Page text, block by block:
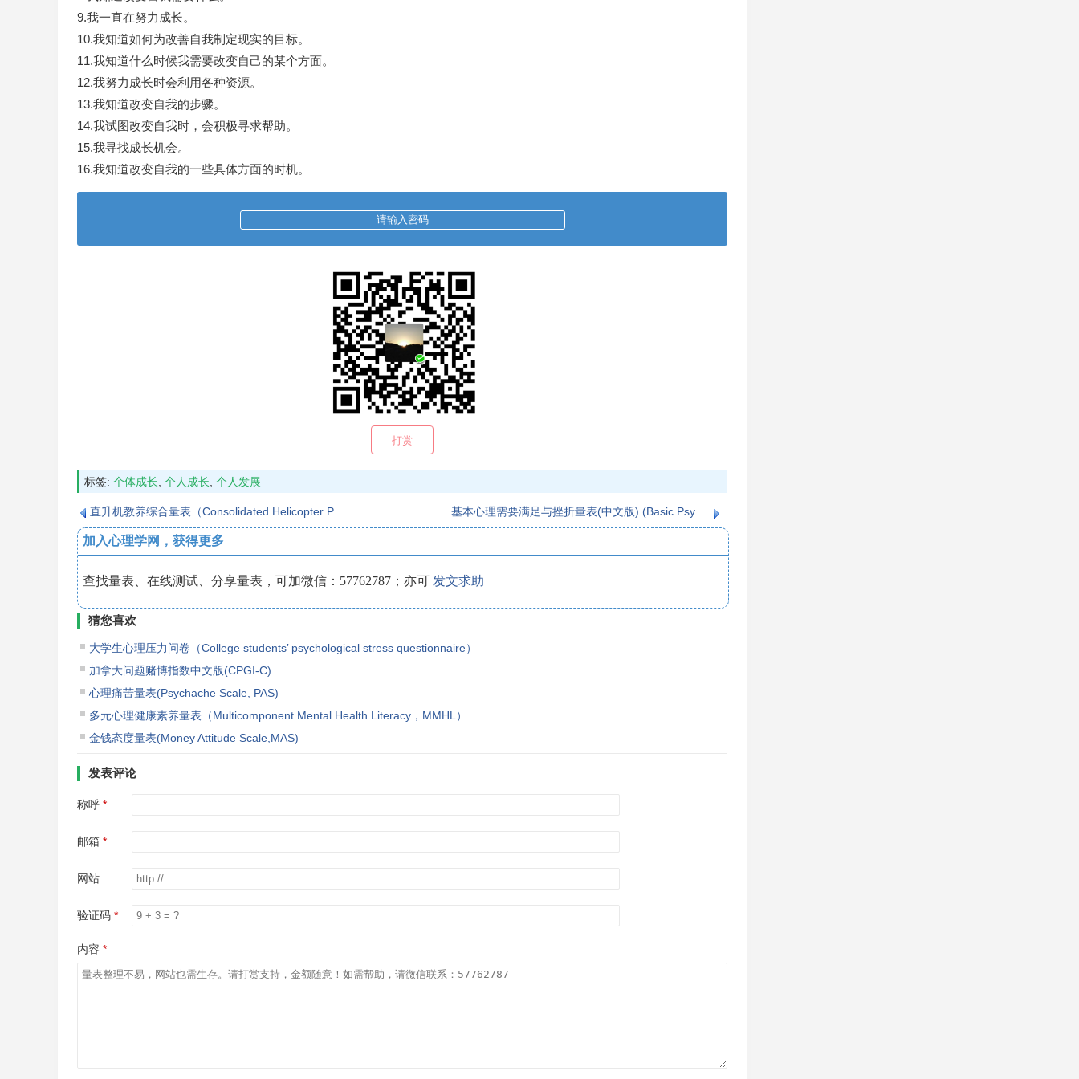
9.我一直在努力成长。
10.我知道如何为改善自我制定现实的目标。
11.我知道什么时候我需要改变自己的某个方面。
12.我努力成长时会利用各种资源。
13.我知道改变自我的步骤。
14.我试图改变自我时，会积极寻求帮助。
15.我寻找成长机会。
16.我知道改变自我的一些具体方面的时机。
打赏
标签: 个体成长 个人成长 个人发展
加入心理学网，获得更多
查找量表、在线测试、分享量表，可加微信：57762787；亦可 发文求助
猜您喜欢
大学生心理压力问卷（College students’ psychological stress questionnaire）
加拿大问题赌博指数中文版(CPGI-C)
心理痛苦量表(Psychache Scale, PAS)
多元心理健康素养量表（Multicomponent Mental Health Literacy，MMHL）
金钱态度量表(Money Attitude Scale,MAS)
发表评论
称呼
邮箱
网站
验证码
内容